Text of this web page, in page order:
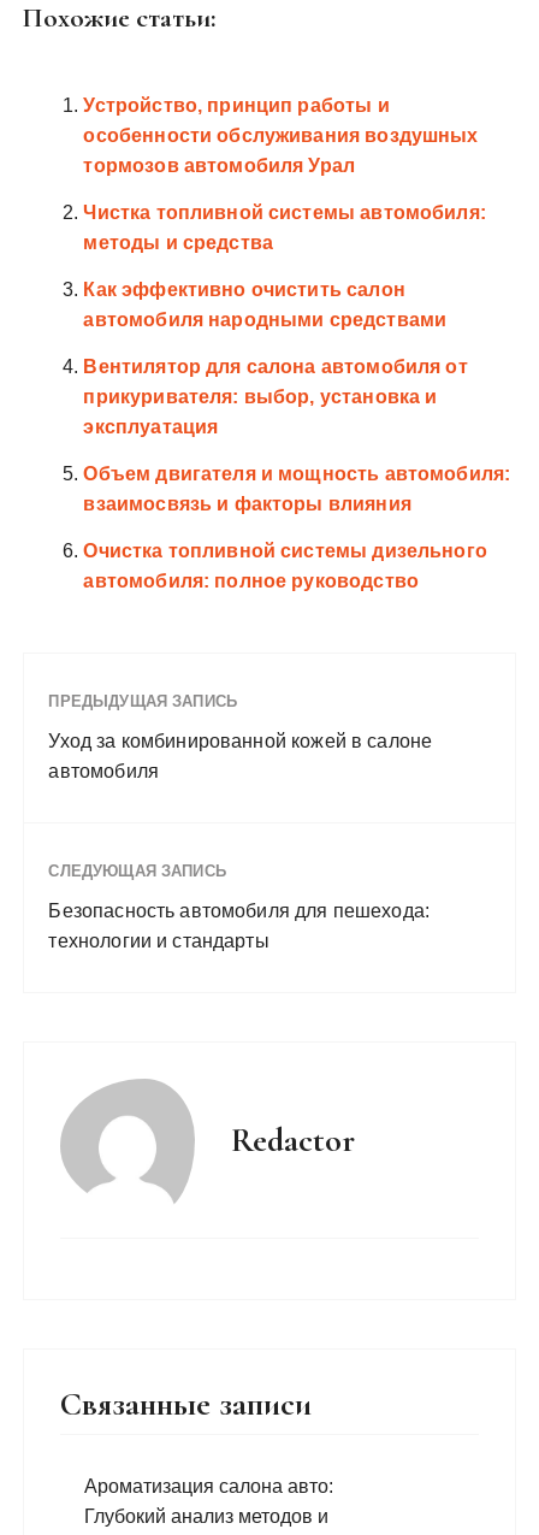
Похожие статьи:
Устройство, принцип работы и
особенности обслуживания воздушных
тормозов автомобиля Урал
Чистка топливной системы автомобиля:
методы и средства
Как эффективно очистить салон
автомобиля народными средствами
Вентилятор для салона автомобиля от
прикуривателя: выбор, установка и
эксплуатация
Объем двигателя и мощность автомобиля:
взаимосвязь и факторы влияния
Очистка топливной системы дизельного
автомобиля: полное руководство
ПРЕДЫДУЩАЯ ЗАПИСЬ
Уход за комбинированной кожей в салоне
автомобиля
СЛЕДУЮЩАЯ ЗАПИСЬ
Безопасность автомобиля для пешехода:
технологии и стандарты
Redactor
Связанные записи
Ароматизация салона авто:
Глубокий анализ методов и